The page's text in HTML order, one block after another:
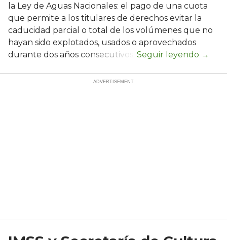
la Ley de Aguas Nacionales: el pago de una cuota
que permite a los titulares de derechos evitar la
caducidad parcial o total de los volúmenes que no
hayan sido explotados, usados o aprovechados
durante dos años consecutivos.